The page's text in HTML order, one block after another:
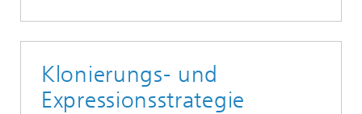
Klonierungs- und
Expressionsstrategie